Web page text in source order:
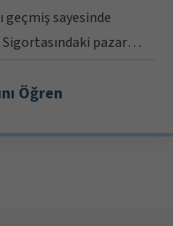
geçmiş sayesinde
pazar
Öğren